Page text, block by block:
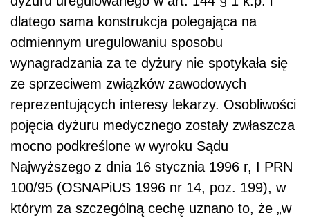
dlatego sama konstrukcja polegająca na
odmiennym uregulowaniu sposobu
wynagradzania za te dyżury nie spotykała się
ze sprzeciwem związków zawodowych
reprezentujących interesy lekarzy. Osobliwości
pojęcia dyżuru medycznego zostały zwłaszcza
mocno podkreślone w wyroku Sądu
Najwyższego z dnia 16 stycznia 1996 r, I PRN
100/95 (OSNAPiUS 1996 nr 14, poz. 199), w
którym za szczególną cechę uznano to, że „w